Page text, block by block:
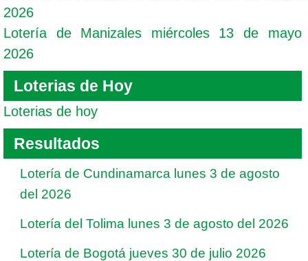
2026
Lotería de Manizales miércoles 13 de mayo
2026
Loterias de Hoy
Loterias de hoy
Resultados
Lotería de Cundinamarca lunes 3 de agosto
del 2026
Lotería del Tolima lunes 3 de agosto del 2026
Lotería de Bogotá jueves 30 de julio 2026